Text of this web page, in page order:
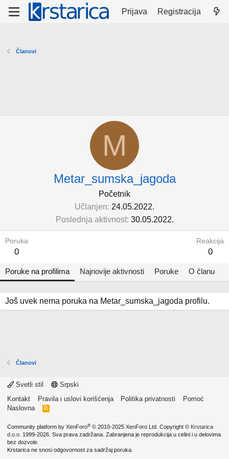
Prijava Registracija
Članovi
M
Metar_sumska_jagoda
Početnik
Učlanjen 24.05.2022.
Poslednja aktivnost 30.05.2022.
Poruka
0
Reakcija
0
Poruke na profilima Najnovije aktivnosti Poruke O članu
Još uvek nema poruka na Metar_sumska_jagoda profilu.
Članovi
Svetli stil
Srpski
Kontakt
Pravila i uslovi korišćenja Politika privatnosti
Pomoć
Naslovna
R
Community platform by XenForo® © 2010-2025 XenForo Ltd. Copyright © Krstarica
d.o.o. 1999-2026. Sva prava zadržana. Zabranjena je reprodukcija u celini i u delovima
bez dozvole.
Krstarica ne snosi odgovornost za sadržaj poruka.